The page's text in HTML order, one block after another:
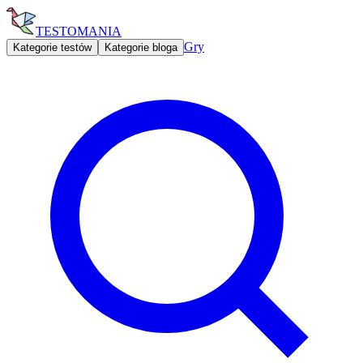
TESTOMANIA
Kategorie testów Kategorie bloga Gry